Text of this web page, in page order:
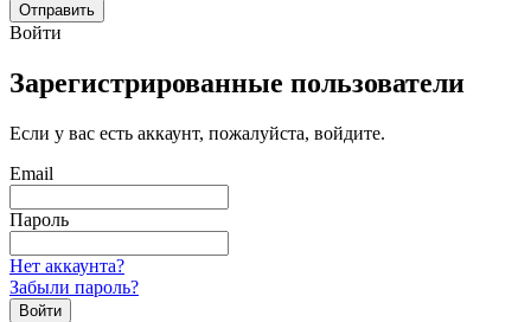
Отправить
Войти
Зарегистрированные пользователи
Если у вас есть аккаунт, пожалуйста, войдите.
Email
Пароль
Нет аккаунта?
Забыли пароль?
Войти